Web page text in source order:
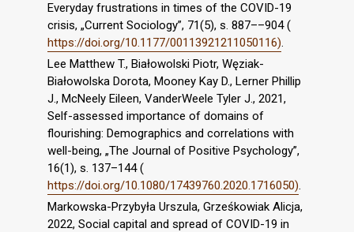
Everyday frustrations in times of the COVID-19
crisis, „Current Sociology”, 71(5), s. 887––904 (
https://doi.org/10.1177/00113921211050116).
Lee Matthew T., Białowolski Piotr, Węziak-
Białowolska Dorota, Mooney Kay D., Lerner Phillip
J., McNeely Eileen, VanderWeele Tyler J., 2021,
Self-assessed importance of domains of
flourishing: Demographics and correlations with
well-being, „The Journal of Positive Psychology”,
16(1), s. 137–144 (
https://doi.org/10.1080/17439760.2020.1716050).
Markowska-Przybyła Urszula, Grześkowiak Alicja,
2022, Social capital and spread of COVID-19 in